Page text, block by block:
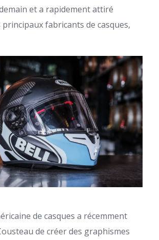
et a rapidement attiré
principaux fabricants de casques,
de casques a récemment
de créer des graphismes